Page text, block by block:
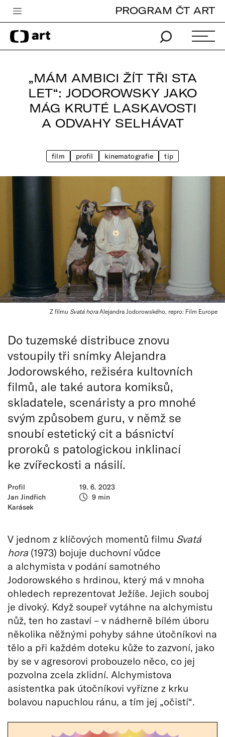
Česká televize
Zpravodajství
iVysílání
TV program
PROGRAM ČT ART
„MÁM AMBICI ŽÍT TŘI STA
LET“: JODOROWSKY JAKO
MÁG KRUTÉ LASKAVOSTI
A ODVAHY SELHÁVAT
film profil kinematografie tip
Z filmu Svatá horaAlejandra Jodorowského, repro: Film Europe
Profil
Jan Jindřich
Karásek
19. 6. 2023
9 min
Do tuzemské distribuce znovu
vstoupily tři snímky Alejandra
Jodorowského, režiséra kultovních
filmů, ale také autora komiksů,
skladatele, scenáristy a pro mnohé
svým způsobem guru, v němž se
snoubí estetický cit a básnictví
proroků s patologickou inklinací
ke zvířeckosti a násilí.
V jednom z klíčových momentů filmu Svatá
hora (1973) bojuje duchovní vůdce
a alchymista v podání samotného
Jodorowského s hrdinou, který má v mnoha
ohledech reprezentovat Ježíše. Jejich souboj
je divoký. Když soupeř vytáhne na alchymistu
nůž, ten ho zastaví – v nádherně bílém úboru
několika něžnými pohyby sáhne útočníkovi na
tělo a při každém doteku kůže to zazvoní, jako
by se v agresorovi probouzelo něco, co jej
pozvolna zcela zklidní. Alchymistova
asistentka pak útočníkovi vyřízne z krku
bolavou napuchlou ránu, a tím jej „očistí“.